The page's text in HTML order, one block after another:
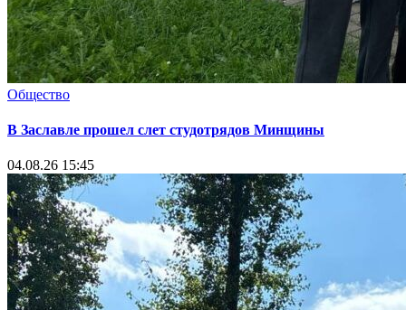
Общество
В Заславле прошел слет студотрядов Минщины
04.08.26 15:45